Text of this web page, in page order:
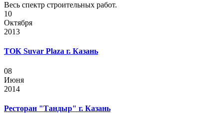
Весь спектр строительных работ.
10
Октября
2013
ТОК Suvar Plaza г. Казань
08
Июня
2014
Ресторан "Тандыр" г. Казань